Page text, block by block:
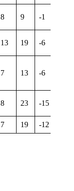
8 9 -1
13 19 -6
7 13 -6
8 23 -15
7 19 -12